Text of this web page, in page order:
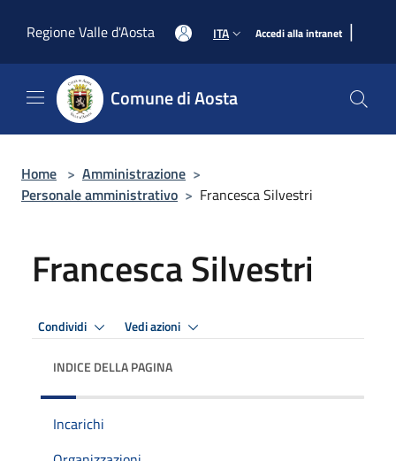
Regione Valle d'Aosta
ITA Accedi alla intranet |
Comune di Aosta
Home > Amministrazione >
Personale amministrativo > Francesca Silvestri
Francesca Silvestri
Condividi Vedi azioni
INDICE DELLA PAGINA
Incarichi